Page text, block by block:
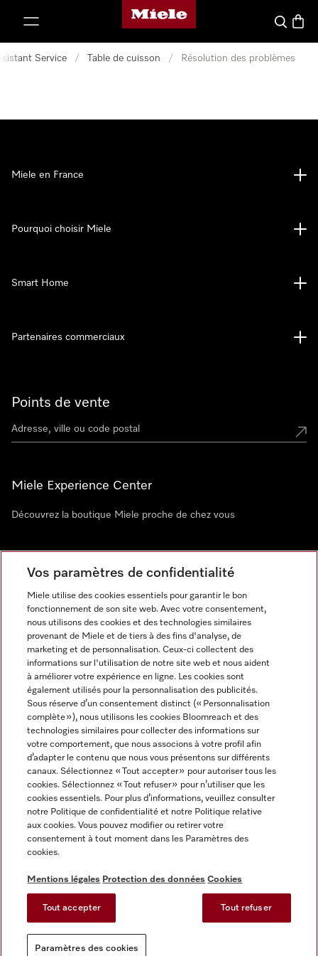
Page d'accueil Miele
Search
Service / Table de cuisson / Résolution des problèmes
Points de vente
Miele Experience Center
Découvrez la boutique Miele proche de chez vous
Newsletter
Miele en France
Pourquoi choisir Miele
Smart Home
Partenaires commerciaux
Mentions légales
CGV
Protection des données
Conditions d'utilisation
Reglement sur les services numeriques
Paramètres des cookies
Miele sur Instagram
Miele sur Facebook
Miele sur Youtube
Vos paramètres de confidentialité
Miele utilise des cookies essentiels pour garantir le bon
fonctionnement de son site web. Avec votre consentement,
nous utilisons des cookies et des technologies similaires
provenant de Miele et de tiers à des fins d'analyse, de
marketing et de personnalisation. Ceux-ci collectent des
informations sur l'utilisation de notre site web et nous aident
à améliorer votre expérience en ligne. Les cookies sont
également utilisés pour la personnalisation des publicités.
Sous réserve d’un consentement distinct (« Personnalisation
complète »), nous utilisons les cookies Bloomreach et des
technologies similaires pour collecter des informations sur
votre comportement, que nous associons à votre profil afin
d’adapter le contenu que nous vous présentons sur différents
canaux. Sélectionnez « Tout accepter » pour autoriser tous les
cookies. Sélectionnez « Tout refuser » pour n’utiliser que les
cookies essentiels. Pour plus d’informations, veuillez consulter
notre Politique de confidentialité et notre Politique relative
aux cookies. Vous pouvez modifier ou retirer votre
consentement à tout moment dans les Paramètres des
cookies.
Mentions légales Protection des données Cookies
Tout accepter Tout refuser
Paramètres des cookies